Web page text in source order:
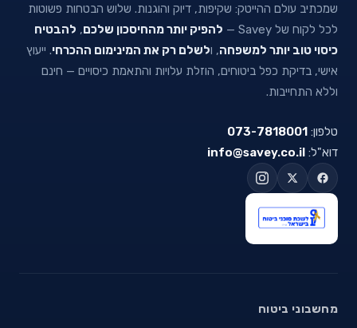
שמכתיב עולם ההייטק: שקיפות, דיוק והוגנות. שלוש הבטחות פשוטות
לכל לקוח של Savey —
להפיק יותר מהחיסכון שלכם, להבטיח
כיסוי טוב יותר למשפחה, ולשלם רק את המינימום ההכרחי. ייעוץ
אישי, בדיקת כפל ביטוחים, הוזלת עלויות והתאמת כיסויים — חינם
וללא התחייבות.
טלפון: 073-7818001
דוא"ל: info@savey.co.il
מחשבוני ביטוח